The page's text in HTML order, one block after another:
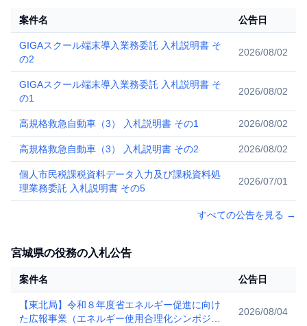
案件名 公告日
GIGAスクール端末導入業務委託 入札説明書 そ
の2
2026/08/02
GIGAスクール端末導入業務委託 入札説明書 そ
の1
2026/08/02
高規格救急自動車（3） 入札説明書 その1 2026/08/02
高規格救急自動車（3） 入札説明書 その2 2026/08/02
個人市民税課税資料データ入力及び課税資料処
理業務委託 入札説明書 その5
2026/07/01
すべての公告を見る →
宮城県の役務の入札公告
案件名 公告日
【東北局】令和８年度省エネルギー促進に向け
た広報事業（エネルギー使用合理化シンポジウ
2026/08/04